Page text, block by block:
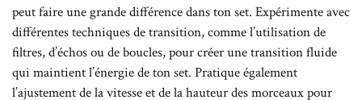
peut faire une grande différence dans ton set. Expérimente avec
différentes techniques de transition, comme l’utilisation de
filtres, d’échos ou de boucles, pour créer une transition fluide
qui maintient l’énergie de ton set. Pratique également
l’ajustement de la vitesse et de la hauteur des morceaux pour